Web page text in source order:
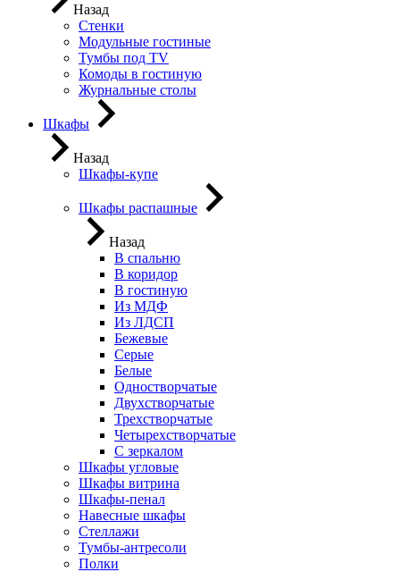
Назад
Стенки
Модульные гостиные
Тумбы под ТV
Комоды в гостиную
Журнальные столы
Шкафы
Назад
Шкафы-купе
Шкафы распашные
Назад
В спальню
В коридор
В гостиную
Из МДФ
Из ЛДСП
Бежевые
Серые
Белые
Одностворчатые
Двухстворчатые
Трехстворчатые
Четырехстворчатые
С зеркалом
Шкафы угловые
Шкафы витрина
Шкафы-пенал
Навесные шкафы
Стеллажи
Тумбы-антресоли
Полки